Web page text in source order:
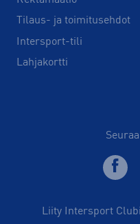
Tilaus- ja toimitusehdot
Intersport-tili
Lahjakortti
Liity Intersport